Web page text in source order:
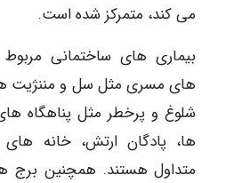
می‌ کند، متمرکز شده است.
بیماری‌ های ساختمانی مربوط
های مسری مثل سل و مننژیت
شلوغ و پرخطر مثل پناهگاه‌
‌ها، پادگان ارتش، خانه‌ های
متداول هستند. همچنین برج‌